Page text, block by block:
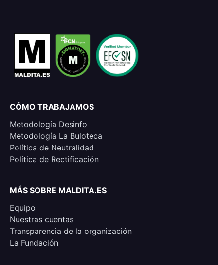
CÓMO TRABAJAMOS
Metodología Desinfo
Metodología La Buloteca
Política de Neutralidad
Política de Rectificación
MÁS SOBRE MALDITA.ES
Equipo
Nuestras cuentas
Transparencia de la organización
La Fundación